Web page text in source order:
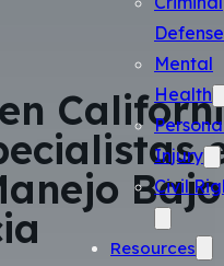
Defense
Mental
Health
Injury
Civil
Resources
Bajo